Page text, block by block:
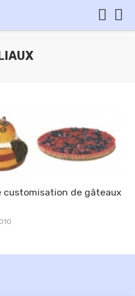
customisation de gâteaux